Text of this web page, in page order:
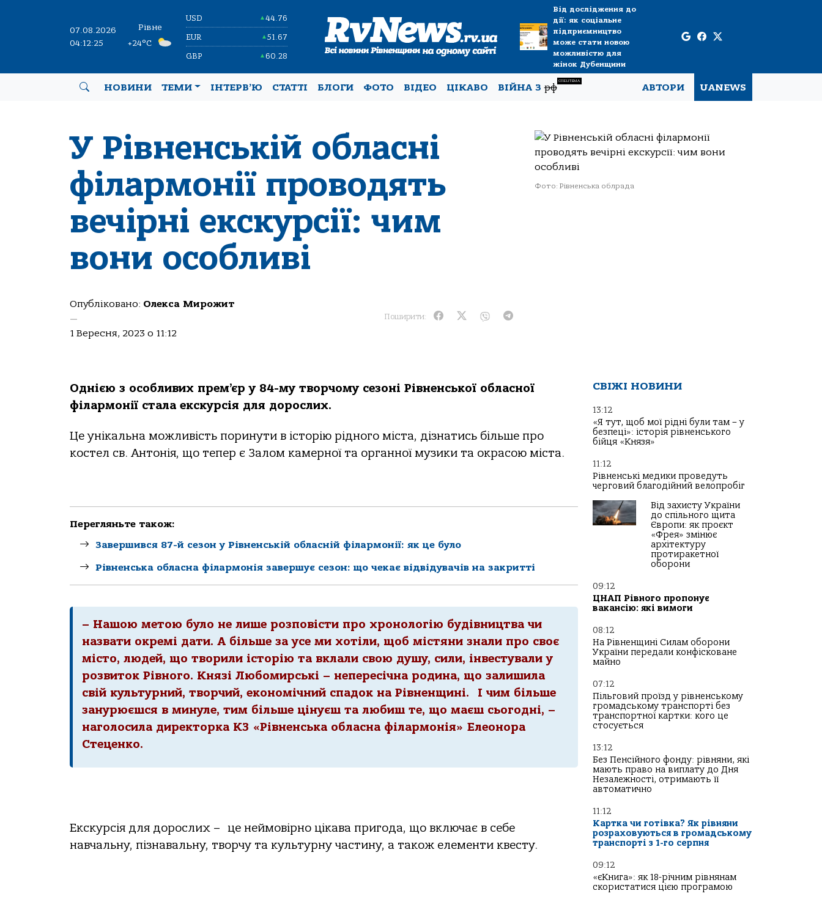
07.08.2026
04:12:26
Рівне
+24°C
USD ▲44.76
EUR ▲51.67
GBP ▲60.28
Від дослідження до
дії: як соціальне
підприємництво
може стати новою
можливістю для
жінок Дубенщини
НОВИНИ ТЕМИ ІНТЕРВ’Ю СТАТТІ БЛОГИ ФОТО ВІДЕО ЦІКАВО ВІЙНА Зрф
СПЕЦТЕМА
АВТОРИ UANEWS
У Рівненській обласні
філармонії проводять
вечірні екскурсії: чим
вони особливі
Опубліковано: Олекса Мирожит
—
1 Вересня, 2023 о 11:12
Поширити:
Фото: Рівненська облрада
Однією з особливих прем’єр у 84-му творчому сезоні Рівненської обласної
філармонії стала екскурсія для дорослих.
Це унікальна можливість поринути в історію рідного міста, дізнатись більше про
костел св. Антонія, що тепер є Залом камерної та органної музики та окрасою міста.
Перегляньте також:
Завершився 87-й сезон у Рівненській обласній філармонії: як це було
Рівненська обласна філармонія завершує сезон: що чекає відвідувачів на закритті
– Нашою метою було не лише розповісти про хронологію будівництва чи
назвати окремі дати. А більше за усе ми хотіли, щоб містяни знали про своє
місто, людей, що творили історію та вклали свою душу, сили, інвестували у
розвиток Рівного. Князі Любомирські – непересічна родина, що залишила
свій культурний, творчий, економічний спадок на Рівненщині. І чим більше
занурюєшся в минуле, тим більше цінуєш та любиш те, що маєш сьогодні, –
наголосила директорка КЗ «Рівненська обласна філармонія» Елеонора
Стеценко.
Екскурсія для дорослих – це неймовірно цікава пригода, що включає в себе
навчальну, пізнавальну, творчу та культурну частину, а також елементи квесту.
СВІЖІ НОВИНИ
13:12
«Я тут, щоб мої рідні були там – у
безпеці»: історія рівненського
бійця «Князя»
11:12
Рівненські медики проведуть
черговий благодійний велопробіг
Від захисту України
до спільного щита
Європи: як проєкт
«Фрея» змінює
архітектуру
протиракетної
оборони
09:12
ЦНАП Рівного пропонує
вакансію: які вимоги
08:12
На Рівненщині Силам оборони
України передали конфісковане
майно
07:12
Пільговий проїзд у рівненському
громадському транспорті без
транспортної картки: кого це
стосується
13:12
Без Пенсійного фонду: рівняни, які
мають право на виплату до Дня
Незалежності, отримають її
автоматично
11:12
Картка чи готівка? Як рівняни
розраховуються в громадському
транспорті з 1-го серпня
09:12
«єКнига»: як 18-річним рівнянам
скористатися цією програмою